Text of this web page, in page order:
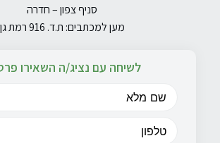
סניף צפון – חדרה
מען למכתבים: ת.ד. 916 רמת גן
לשיחה עם נציג/ה השאירו